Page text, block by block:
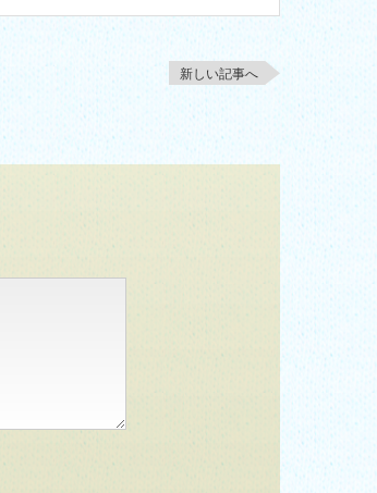
新しい記事へ